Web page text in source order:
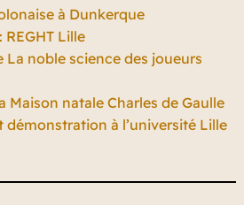
à Dunkerque
REGHT Lille
noble science des joueurs
Maison natale Charles de Gaulle
à l’université Lille